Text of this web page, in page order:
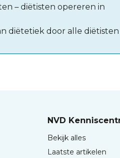
– diëtisten opereren in
diëtetiek door alle diëtisten
NVD
Bekijk alles
Laatste artikelen